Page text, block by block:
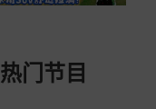
热门节目